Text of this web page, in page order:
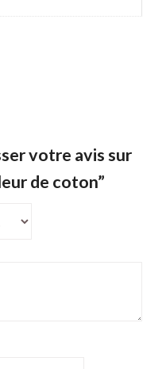
votre avis sur
de coton”